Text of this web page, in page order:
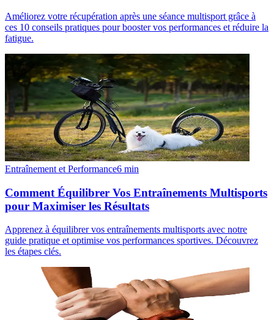
Améliorez votre récupération après une séance multisport grâce à
ces 10 conseils pratiques pour booster vos performances et réduire la
fatigue.
Entraînement et Performance6 min
Comment Équilibrer Vos Entraînements Multisports
pour Maximiser les Résultats
Apprenez à équilibrer vos entraînements multisports avec notre
guide pratique et optimise vos performances sportives. Découvrez
les étapes clés.